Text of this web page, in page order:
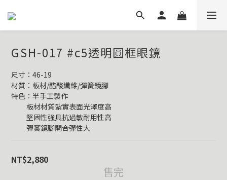
GSH-017 #c5透明圓框眼鏡
尺寸：46-19
材質：板材/醋酸纖維/彈簧鏡腳
特色：半手工製作
          板材材質紮實表面光澤度高
          堅固性強具抗過敏耐用性高
          彈簧鏡腳開合彈性大
NT$2,880
售完